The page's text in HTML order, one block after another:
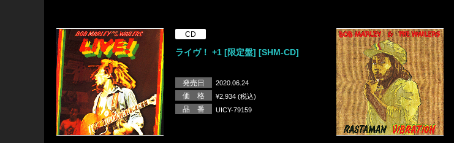
CD
ライヴ！ +1 [限定盤] [SHM-CD]
発売日 2020.06.24
価 格 ¥2,934 (税込)
品 番 UICY-79159